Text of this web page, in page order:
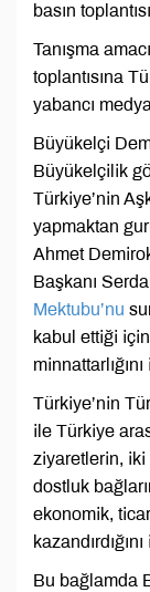
basın
Tanışma
toplantısına
yabancı
Büyükelçi
Büyükelçilik
Türkiye’nin
yapmaktan
Ahmet
Başkanı
Mektubu’nu
kabul ettiği
Türkiye’nin
ile Türkiye
ziyaretlerin, iki
dostluk
ekonomik,
Bu bağlamda